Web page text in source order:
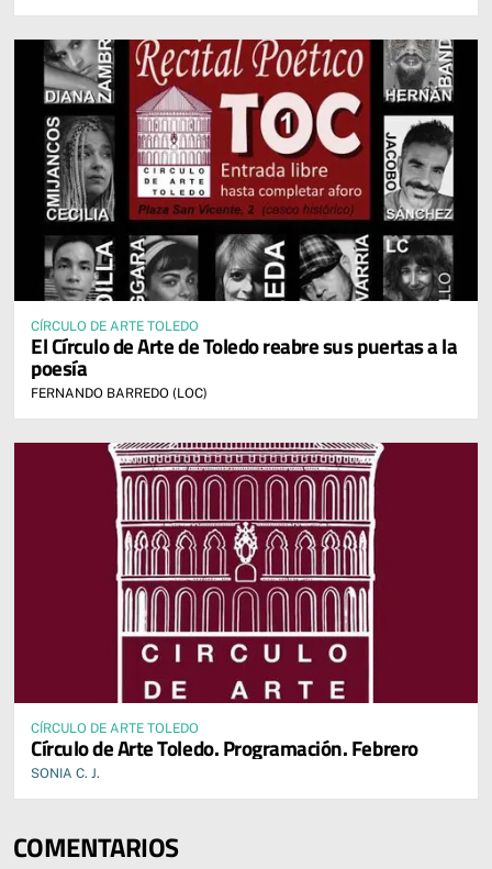
CÍRCULO DE ARTE TOLEDO
El Círculo de Arte de Toledo reabre sus puertas a la
poesía
FERNANDO BARREDO (LOC)
CÍRCULO DE ARTE TOLEDO
Círculo de Arte Toledo. Programación. Febrero
SONIA C. J.
COMENTARIOS